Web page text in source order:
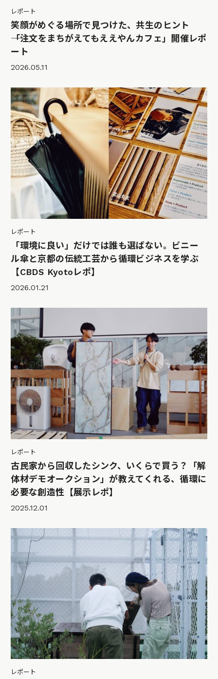
レポート
笑顔がめぐる場所で見つけた、共生のヒント
――「注文をまちがえてもええやんカフェ」開催レポ
ート
2026.05.11
レポート
「環境に良い」だけでは誰も選ばない。ビニー
ル傘と京都の伝統工芸から循環ビジネスを学ぶ
【CBDS Kyotoレポ】
2026.01.21
レポート
古民家から回収したシンク、いくらで買う？「解
体材デモオークション」が教えてくれる、循環に
必要な創造性【展示レポ】
2025.12.01
レポート